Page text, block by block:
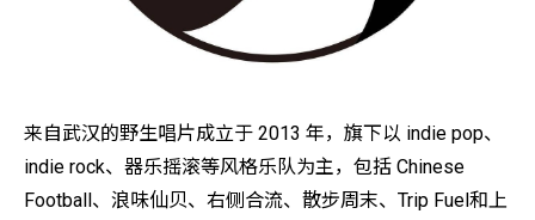
来自武汉的野生唱片成立于 2013 年，旗下以 indie pop、
indie rock、器乐摇滚等风格乐队为主，包括 Chinese
Football、浪味仙贝、右侧合流、散步周末、Trip Fuel和上